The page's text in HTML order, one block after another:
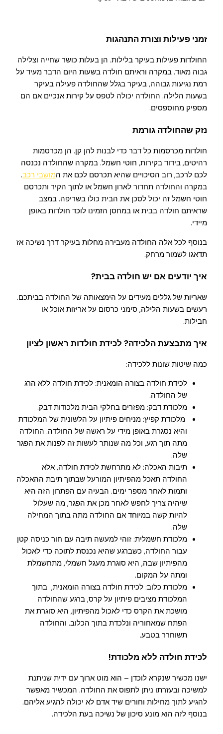
זמני פעילות וצורת התנהגות
החולדות פעילות בעיקר בלילות. הן בעלות כושר שחייה וצלילה
גבוה מאוד. במקרה וראיתם חולדה בשעות היום הדבר מעיד על
רמת נגיעות גבוהה, בעיקר בגלל שהחולדה פעילה בעיקר
בשעות הלילה. החולדה יכולה לטפס על קירות אנכיים אם הם
מספיק מחוספסים.
נזק שהחולדה גורמת
חולדות מכרסמות כל דבר כדי לבנות להן קן. הן מכרסמות
רהיטים, בידוד בקירות, חוטי חשמל. במקרה שהחולדה נכנסה
לכם לרכב, רוב הסיכויים שהיא תכרסם לכם את המושבי רכב.
במקרה והחולדה תחדור לארון חשמל או לתוך הקיר ותכרסם
חוטי חשמל זה יכול לסכן את הבית כולו בשריפה. במצב
שראיתם חולדה בבית או במחסן הזמינו לוכד חולדות באופן
מיידי.
בנוסף לכל אלה החולדה מעבירה מחלות בעיקר דרך נשיכה אז
תדאגו לשמור מרחק.
איך יודעים אם יש חולדה בבית?
שאריות של גללים מעידים על הימצאותה של החולדה בביתכם.
רעשים בשעות הלילה, סימני כרסום על אריזות אוכל או
חבילות.
איך מתבצעת הלכידה? לכידת חולדות ראשון לציון
כמה שיטות שונות ללכידה:
לכידת חולדה בצורה הומאנית: לכידת חולדה ללא הרג
של החולדה.
מלכודת דבק: מפזרים בחלקי הבית מלכודות דבק.
מלכודת קפיץ: מניחים פיתיון על הלשונית של המלכודת
והיא נסגרת באופן מידי על ראשה של החולדה. החולדה
מתה תוך רגע, וכל מה שנותר לעשות זה לפנות את הפגר
שלה.
תיבות האכלה: לא מתרחשת לכידת חולדה, אלא
החולדה תאכל מהפיתיון המורעל שבתוך תיבת ההאכלה
ותמות לאחר מספר ימים. הבעיה עם הפתרון הזה היא
שיהיה צריך לחפש לאחר מכן את הפגר, מה שעלול
להיות קשה במיוחד אם החולדה מתה בתוך המחילה
שלה.
מלכודת חשמלית: זוהי למעשה תיבה עם חור כניסה קטן
עבור החולדה, כשברגע שהיא נכנסת לתוכה כדי לאכול
מהפיתיון שבה, היא סוגרת מעגל חשמלי, מתחשמלת
ומתה על המקום.
מלכודת כלוב: לכידת חולדה בצורה הומאנית, בתוך
המלכודת מציבים פיתיון על קרס, ברגע שהחולדה
מושכת את הקרס כדי לאכול מהפיתיון, היא סוגרת את
הפתח שמאחוריה ונלכדת בתוך הכלוב. והחולדה
תשוחרר בטבע.
לכידת חולדה ללא מלכודת!
ישנו מכשיר שנקרא לוכדן – הוא מוט ארוך עם ידית שניתנת
למשיכה ובעזרתו ניתן לתפוס את החולדה. המכשיר מאפשר
להגיע לתוך מחילות וחורים שיד אדם לא יכולה להגיע אליהם.
בנוסף לזה הוא מונע סיכון של נשיכה בעת הלכידה.